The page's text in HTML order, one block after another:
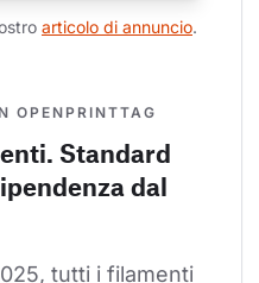
articolo di annuncio.
OPENPRINTTAG
Standard
dal
tutti i filamenti